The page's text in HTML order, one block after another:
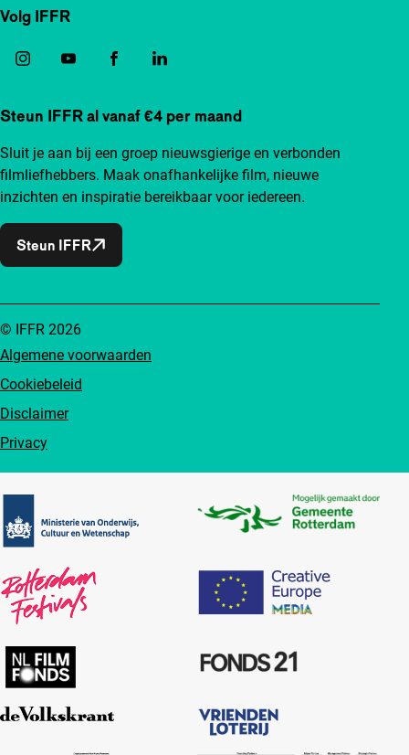
Volg IFFR
Steun IFFR al vanaf €4 per maand
Sluit je aan bij een groep nieuwsgierige en verbonden
filmliefhebbers. Maak onafhankelijke film, nieuwe
inzichten en inspiratie bereikbaar voor iedereen.
Steun IFFR
Algemene voorwaarden
Cookiebeleid
Disclaimer
Privacy
© IFFR 2026